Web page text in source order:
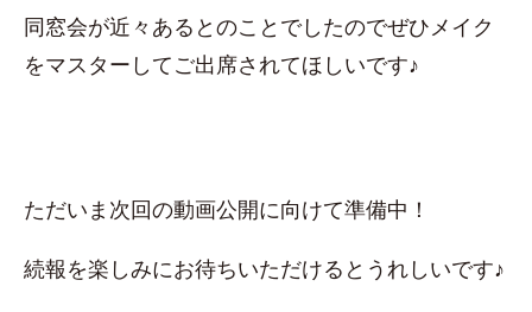
同窓会が近々あるとのことでしたのでぜひメイク
をマスターしてご出席されてほしいです♪
ただいま次回の動画公開に向けて準備中！
続報を楽しみにお待ちいただけるとうれしいです♪